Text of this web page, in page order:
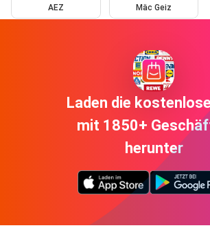
AEZ Mäc Geiz
Laden die
mit 1850+
herunter